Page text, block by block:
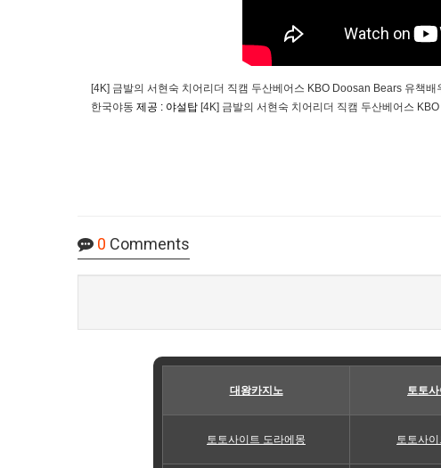
[4K] 금발의 서현숙 치어리더 직캠 두산베어스 KBO Doosan Bears 유책
한국야동 제공 : 야설탑 [4K] 금발의 서현숙 치어리더 직캠 두산베어스
0 Comments
대왕카지노 토토
토토사이트 도라에몽 토토사